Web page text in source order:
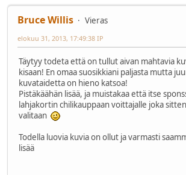
Bruce Willis
Vieras
elokuu 31, 2013, 17:49:38 IP
Täytyy todeta että on tullut aivan mahtavia
kisaan! En omaa suosikkiani paljasta mutta
kuvataidetta on hieno katsoa!
Pistäkäähän lisää, ja muistakaa että itse
lahjakortin chilikauppaan voittajalle joka
valitaan
Todella luovia kuvia on ollut ja varmasti
lisää